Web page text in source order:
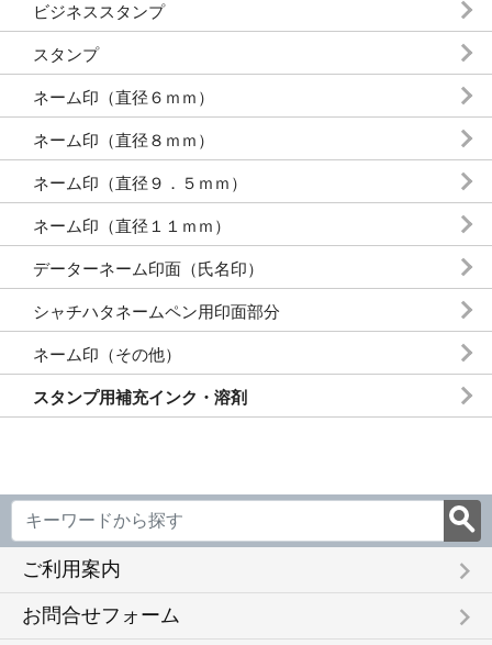
ビジネススタンプ
スタンプ
ネーム印（直径６ｍｍ）
ネーム印（直径８ｍｍ）
ネーム印（直径９．５ｍｍ）
ネーム印（直径１１ｍｍ）
データーネーム印面（氏名印）
シャチハタネームペン用印面部分
ネーム印（その他）
スタンプ用補充インク・溶剤
ご利用案内 keyboard_arrow_right
お問合せフォーム keyboard_arrow_right